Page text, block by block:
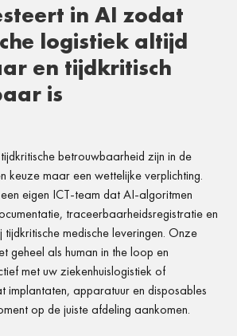
in AI zodat
logistiek altijd
en tijdkritisch
is
betrouwbaarheid zijn in de
keuze maar een wettelijke verplichting.
eigen ICT-team dat AI-algoritmen
traceerbaarheidsregistratie en
medische leveringen. Onze
geheel als human in the loop en
met uw ziekenhuislogistiek of
implantaten, apparatuur en disposables
op de juiste afdeling aankomen.